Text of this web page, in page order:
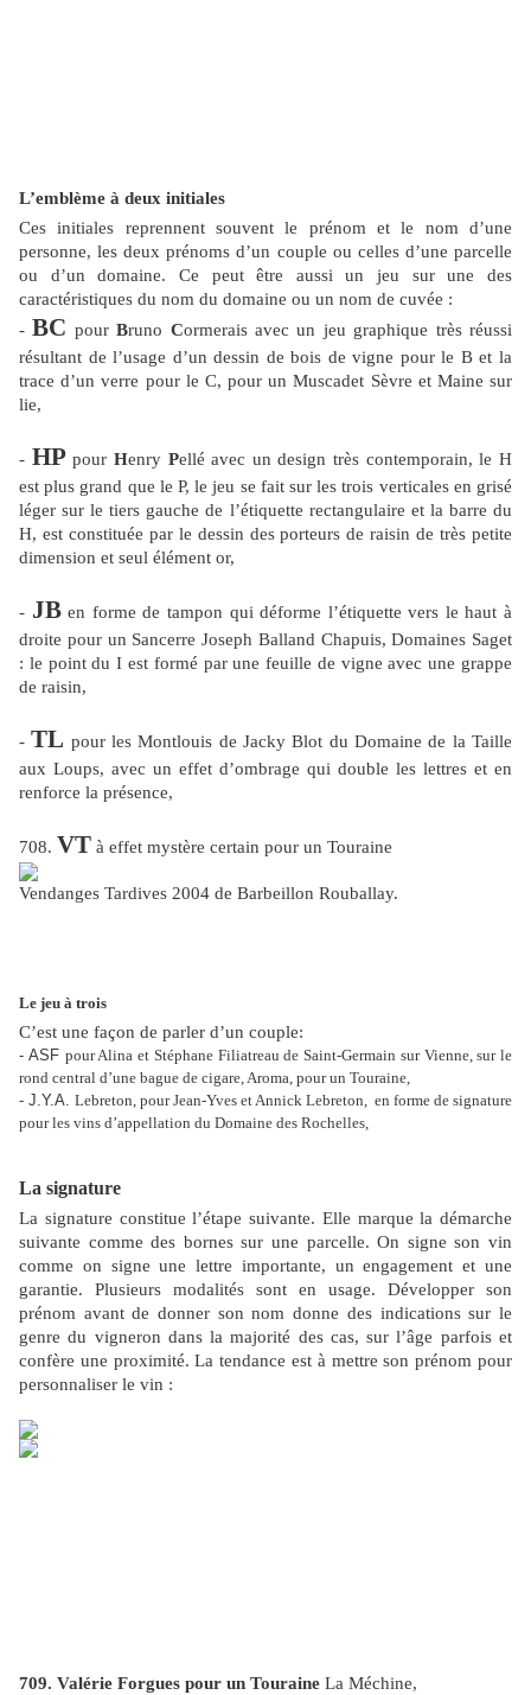
L’emblème à deux initiales
Ces initiales reprennent souvent le prénom et le nom d’une
personne, les deux prénoms d’un couple ou celles d’une parcelle
ou d’un domaine. Ce peut être aussi un jeu sur une des
caractéristiques du nom du domaine ou un nom de cuvée :
- BC pourBruno Cormerais avec un jeu graphique très réussi
résultant de l’usage d’un dessin de bois de vigne pour le B et la
trace d’un verre pour le C, pour un Muscadet Sèvre et Maine sur
lie,
- HP pour Henry Pellé avec un design très contemporain, le H
est plus grand que le P, le jeu se fait sur les trois verticales en grisé
léger sur le tiers gauche de l’étiquette rectangulaire et la barre du
H, est constituée par le dessin des porteurs de raisin de très petite
dimension et seul élément or,
- JB en forme de tampon qui déforme l’étiquette vers le haut à
droite pour un Sancerre Joseph Balland Chapuis, Domaines Saget
: le point du I est formé par une feuille de vigne avec une grappe
de raisin,
- TL pour les Montlouis de Jacky Blot du Domaine de la Taille
aux Loups, avec un effet d’ombrage qui double les lettres et en
renforce la présence,
708. VT à effet mystère certain pour un Touraine
Vendanges Tardives 2004 de Barbeillon Rouballay.
Le jeu à trois
C’est une façon de parler d’un couple:
- ASF pour Alina et Stéphane Filiatreau de Saint-Germain sur Vienne, sur le
rond central d’une bague de cigare, Aroma, pour un Touraine,
- J.Y.A. Lebreton, pour Jean-Yves et Annick Lebreton, en forme de signature
pour les vins d’appellation du Domaine des Rochelles,
La signature
La signature constitue l’étape suivante. Elle marque la démarche
suivante comme des bornes sur une parcelle. On signe son vin
comme on signe une lettre importante, un engagement et une
garantie. Plusieurs modalités sont en usage. Développer son
prénom avant de donner son nom donne des indications sur le
genre du vigneron dans la majorité des cas, sur l’âge parfois et
confère une proximité. La tendance est à mettre son prénom pour
personnaliser le vin :
709. Valérie Forgues pour un Touraine La Méchine,